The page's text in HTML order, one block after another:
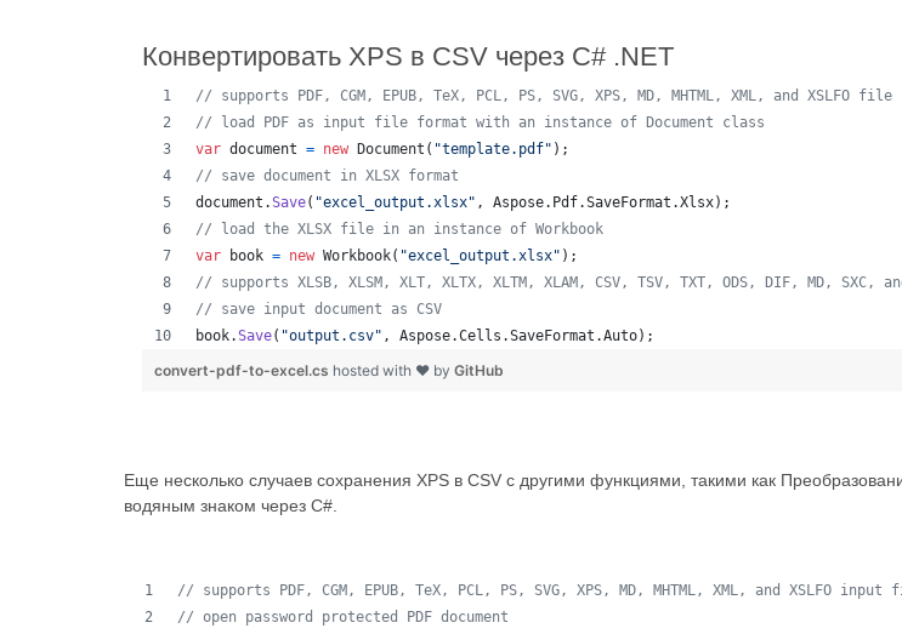
Конвертировать XPS в CSV через C# .NET
// supports PDF, CGM, EPUB, TeX, PCL, PS, SVG, XPS, MD, MHTML, XML, and XSLFO
// load PDF as input file format with an instance of Document class
var document = new Document ( "template.pdf" ) ;
// save document in XLSX format
document .Save( "excel_output.xlsx" , Aspose. Pdf.SaveFormat .Xlsx) ;
// load the XLSX file in an instance of Workbook
var
book = new Workbook( "excel_output.xlsx" ) ;
// supports XLSB, XLSM, XLT, XLTX, XLTM, XLAM, CSV, TSV, TXT, ODS, DIF, MD, SXC,
// save input document as CSV
book.Save( "output.csv" , Aspose.Cells .SaveFormat .Auto) ;
convert-pdf-to-excel.cs hosted with ❤ by GitHub
Еще несколько случаев сохранения XPS в CSV с другими функциями, такими как
водяным знаком через C#.
// supports PDF, CGM, EPUB, TeX, PCL, PS, SVG, XPS, MD, MHTML, XML, and XSLFO
// open password protected PDF document